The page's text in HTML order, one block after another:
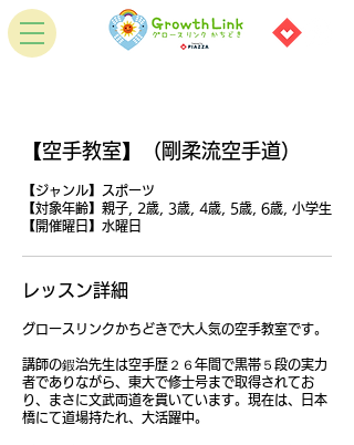
【空手教室】（剛柔流空手道）
【ジャンル】スポーツ
【対象年齢】親子, 2歳, 3歳, 4歳, 5歳, 6歳, 小学生
【開催曜日】水曜日
レッスン詳細
グロースリンクかちどきで大人気の空手教室です。
講師の鍜治先生は空手歴２６年間で黒帯５段の実力
者でありながら、東大で修士号まで取得されてお
り、まさに文武両道を貫いています。現在は、日本
橋にて道場持たれ、大活躍中。